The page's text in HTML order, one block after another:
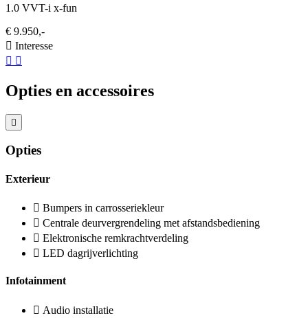
1.0 VVT-i x-fun
€ 9.950,-
Interesse
Opties en accessoires
Opties
Exterieur
Bumpers in carrosseriekleur
Centrale deurvergrendeling met afstandsbediening
Elektronische remkrachtverdeling
LED dagrijverlichting
Infotainment
Audio installatie